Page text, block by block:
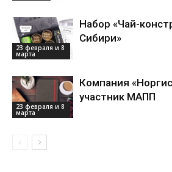
23 февраля и 8
марта
Набор «Чай-
Сибири»
23 февраля и 8
марта
Компания
участник МАПП